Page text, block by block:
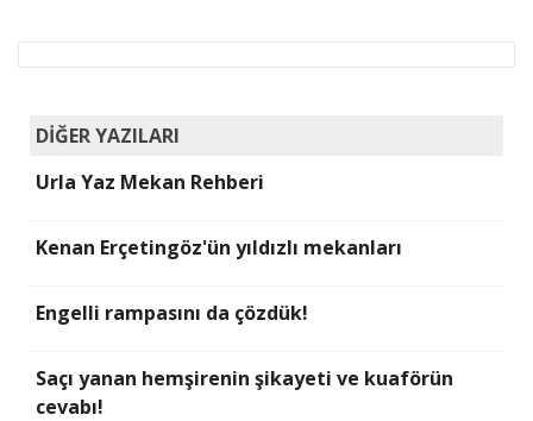
DİĞER YAZILARI
Urla Yaz Mekan Rehberi
Kenan Erçetingöz'ün yıldızlı mekanları
Engelli rampasını da çözdük!
Saçı yanan hemşirenin şikayeti ve kuaförün
cevabı!